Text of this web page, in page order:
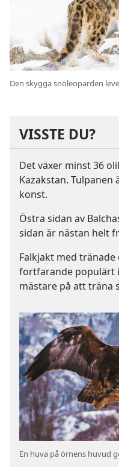
Den skygga snöleoparden
VISSTE DU?
Det växer minst 36
Kazakstan.
konst.
Östra sidan av
sidan är nästan helt
Falkjakt med
fortfarande populärt
mästare på att träna
En huva på örnens huvud